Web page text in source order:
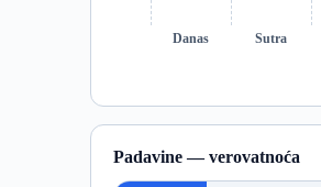
Danas Sutra
Padavine — verovatnoća